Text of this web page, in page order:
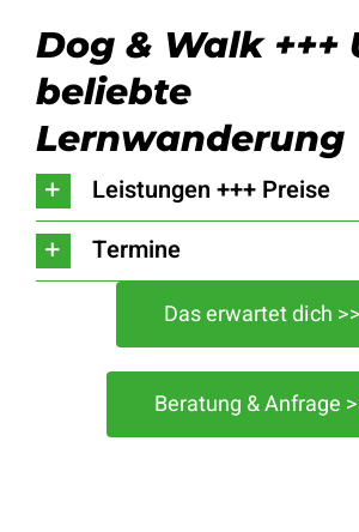
Dog & Walk +++
beliebte
Lernwanderung
Leistungen +++ Preise
Termine
Das erwartet dich
Beratung & Anfrage